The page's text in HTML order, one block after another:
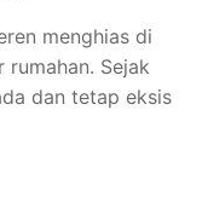
menghias di
rumahan. Sejak
dan tetap eksis